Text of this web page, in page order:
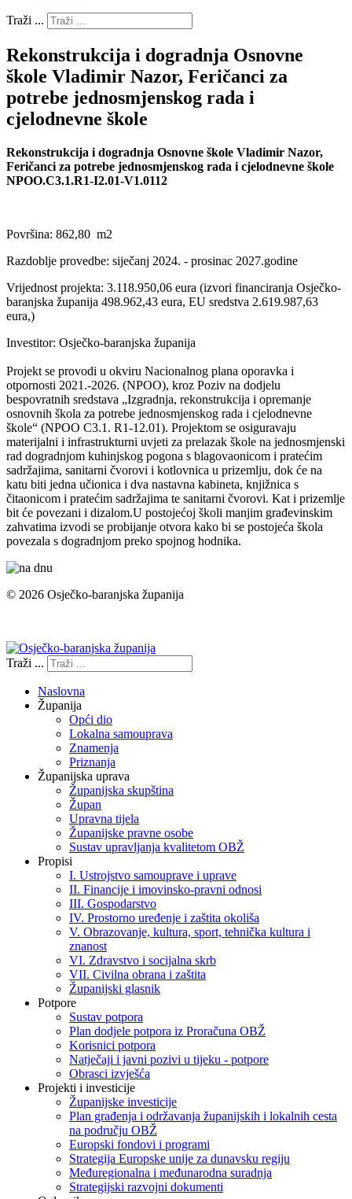
Traži ...
Rekonstrukcija i dogradnja Osnovne
škole Vladimir Nazor, Feričanci za
potrebe jednosmjenskog rada i
cjelodnevne škole
Rekonstrukcija i dogradnja Osnovne škole Vladimir Nazor,
Feričanci za potrebe jednosmjenskog rada i cjelodnevne škole
NPOO.C3.1.R1-I2.01-V1.0112
Površina: 862,80 m2
Razdoblje provedbe: siječanj 2024. - prosinac 2027.godine
Vrijednost projekta: 3.118.950,06 eura (izvori financiranja Osječko-
baranjska županija 498.962,43 eura, EU sredstva 2.619.987,63
eura,)
Investitor: Osječko-baranjska županija
Projekt se provodi u okviru Nacionalnog plana oporavka i
otpornosti 2021.-2026. (NPOO), kroz Poziv na dodjelu
bespovratnih sredstava „Izgradnja, rekonstrukcija i opremanje
osnovnih škola za potrebe jednosmjenskog rada i cjelodnevne
škole“ (NPOO C3.1. R1-12.01). Projektom se osiguravaju
materijalni i infrastrukturni uvjeti za prelazak škole na jednosmjenski
rad dogradnjom kuhinjskog pogona s blagovaonicom i pratećim
sadržajima, sanitarni čvorovi i kotlovnica u prizemlju, dok će na
katu biti jedna učionica i dva nastavna kabineta, knjižnica s
čitaonicom i pratećim sadržajima te sanitarni čvorovi. Kat i prizemlje
bit će povezani i dizalom.U postojećoj školi manjim građevinskim
zahvatima izvodi se probijanje otvora kako bi se postojeća škola
povezala s dogradnjom preko spojnog hodnika.
© 2026 Osječko-baranjska županija
Traži ...
Naslovna
Županija
Opći dio
Lokalna samouprava
Znamenja
Priznanja
Županijska uprava
Županijska skupština
Župan
Upravna tijela
Županijske pravne osobe
Sustav upravljanja kvalitetom OBŽ
Propisi
I. Ustrojstvo samouprave i uprave
II. Financije i imovinsko-pravni odnosi
III. Gospodarstvo
IV. Prostorno uređenje i zaštita okoliša
V. Obrazovanje, kultura, sport, tehnička kultura i
znanost
VI. Zdravstvo i socijalna skrb
VII. Civilna obrana i zaštita
Županijski glasnik
Potpore
Sustav potpora
Plan dodjele potpora iz Proračuna OBŽ
Korisnici potpora
Natječaji i javni pozivi u tijeku - potpore
Obrasci izvješća
Projekti i investicije
Županijske investicije
Plan građenja i održavanja županijskih i lokalnih cesta
na području OBŽ
Europski fondovi i programi
Strategija Europske unije za dunavsku regiju
Međuregionalna i međunarodna suradnja
Strategijski razvojni dokumenti